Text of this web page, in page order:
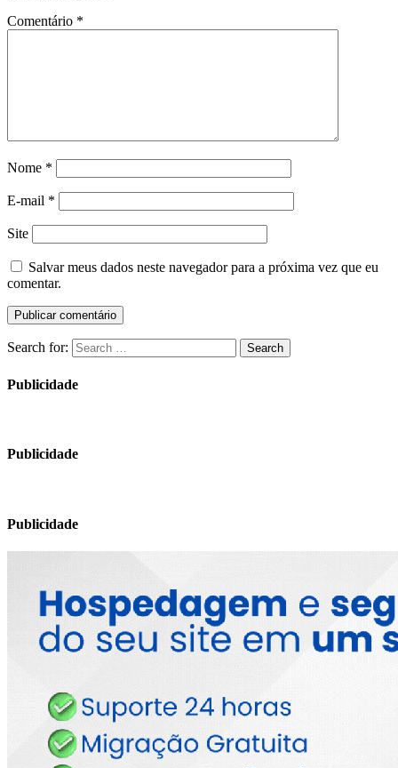
Comentário *
Nome *
E-mail *
Site
Salvar meus dados neste navegador para a próxima vez que eu
comentar.
Search for: Search
Publicidade
Publicidade
Publicidade